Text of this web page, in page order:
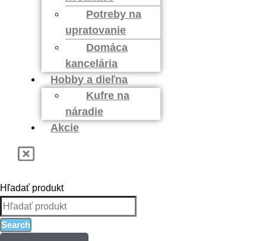
Potreby na
upratovanie
Domáca
kancelária
Hobby a dieľna
Kufre na
náradie
Akcie
Hľadať produkt
Search